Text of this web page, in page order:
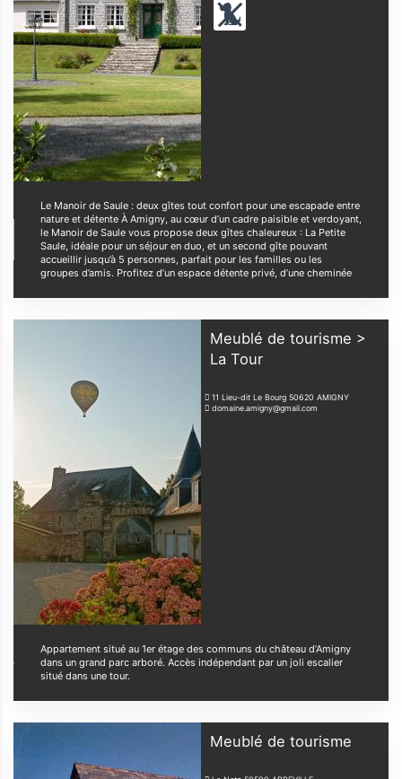
Le Manoir de Saule : deux gîtes tout confort pour une escapade entre
nature et détente À Amigny, au cœur d’un cadre paisible et verdoyant,
le Manoir de Saule vous propose deux gîtes chaleureux : La Petite
Saule, idéale pour un séjour en duo, et un second gîte pouvant
accueillir jusqu’à 5 personnes, parfait pour les familles ou les
groupes d’amis. Profitez d’un espace détente privé, d’une cheminée
Meublé de tourisme >
La Tour
11 Lieu-dit Le Bourg 50620 AMIGNY
domaine.amigny@gmail.com
Appartement situé au 1er étage des communs du château d’Amigny
dans un grand parc arboré. Accès indépendant par un joli escalier
situé dans une tour.
Meublé de tourisme